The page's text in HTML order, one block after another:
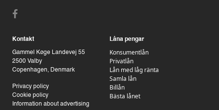
Kontakt
Gammel Køge Landevej 55
2500 Valby
Copenhagen, Denmark
Privacy policy
Cookie policy
Information about advertising
Låna pengar
Konsumentlån
Privatlån
Lån med låg ränta
Samla lån
Billån
Bästa lånet